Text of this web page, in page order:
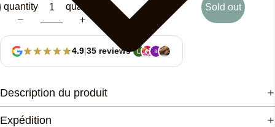
quantity
quantity
Sold out
4.9|35 reviews
Description du produit
Expédition